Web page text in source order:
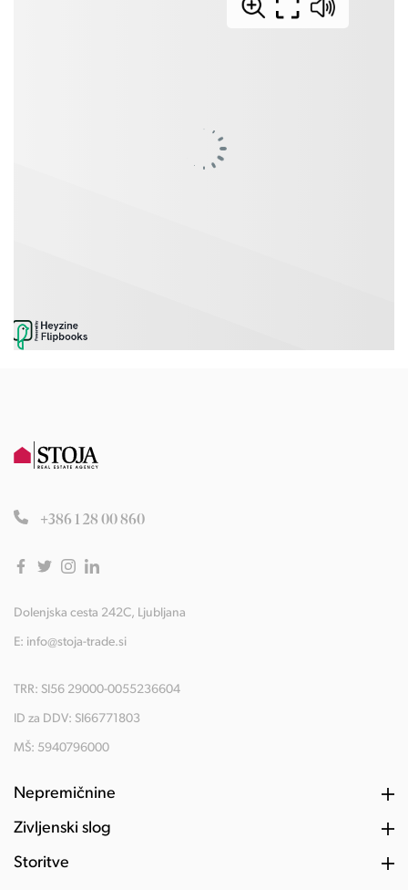
+386 1 28 00 860
Dolenjska cesta 242C, Ljubljana
E: info@stoja-trade.si
TRR: SI56 29000-0055236604
ID za DDV: SI66771803
MŠ: 5940796000
Nepremičnine
Življenski slog
Storitve